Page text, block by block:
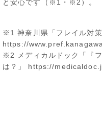
と安心です（※1・※2）。
※1 神奈川県「フレイル対策
https://
※2 メディカルドック「『
は？」 https://